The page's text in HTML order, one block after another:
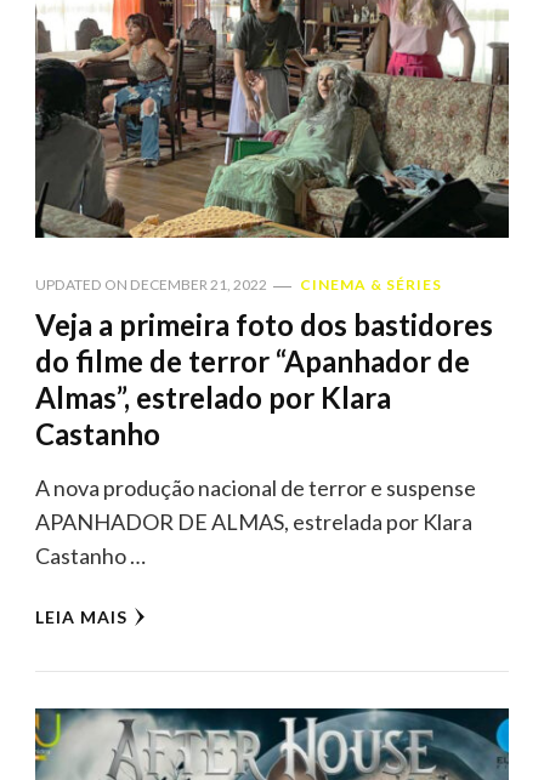
UPDATED ON DECEMBER 21, 2022 CINEMA & SÉRIES
Veja a primeira foto dos bastidores
do filme de terror “Apanhador de
Almas”, estrelado por Klara
Castanho
A nova produção nacional de terror e suspense
APANHADOR DE ALMAS, estrelada por Klara
Castanho …
LEIA MAIS